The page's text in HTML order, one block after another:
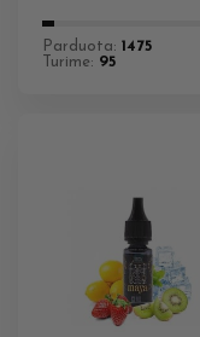
Parduota: 1475
Turime: 95